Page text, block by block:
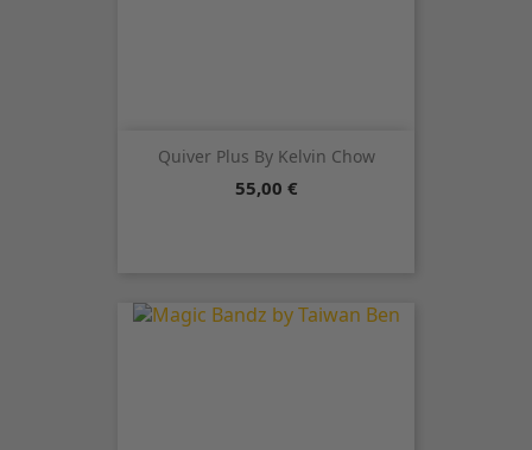
Quiver Plus By Kelvin Chow
Precio
55,00 €